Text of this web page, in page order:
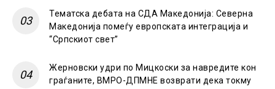
Тематска дебата на СДА Македонија: Северна
Македонија помеѓу европската интеграција и
“Српскиот свет”
Жерновски удри по Мицкоски за навредите кон
граѓаните, ВМРО-ДПМНЕ возврати дека токму